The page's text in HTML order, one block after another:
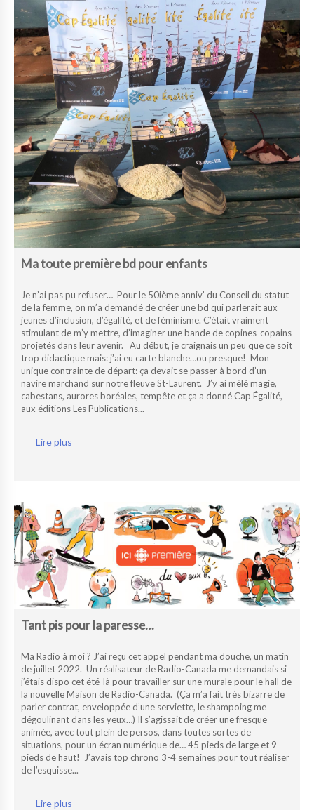
Ma toute première bd pour enfants
Je n’ai pas pu refuser… Pour le 50ième anniv’ du Conseil du statut
de la femme, on m’a demandé de créer une bd qui parlerait aux
jeunes d’inclusion, d’égalité, et de féminisme. C’était vraiment
stimulant de m’y mettre, d’imaginer une bande de copines-copains
projetés dans leur avenir. Au début, je craignais un peu que ce soit
trop didactique mais: j’ai eu carte blanche…ou presque! Mon
unique contrainte de départ: ça devait se passer à bord d’un
navire marchand sur notre fleuve St-Laurent. J’y ai mêlé magie,
cabestans, aurores boréales, tempête et ça a donné Cap Égalité,
aux éditions Les Publications...
Lire plus
Tant pis pour la paresse…
Ma Radio à moi ? J’ai reçu cet appel pendant ma douche, un matin
de juillet 2022. Un réalisateur de Radio-Canada me demandais si
j’étais dispo cet été-là pour travailler sur une murale pour le hall de
la nouvelle Maison de Radio-Canada. (Ça m’a fait très bizarre de
parler contrat, enveloppée d’une serviette, le shampoing me
dégoulinant dans les yeux…) Il s’agissait de créer une fresque
animée, avec tout plein de persos, dans toutes sortes de
situations, pour un écran numérique de… 45 pieds de large et 9
pieds de haut! J’avais top chrono 3-4 semaines pour tout réaliser
de l’esquisse...
Lire plus